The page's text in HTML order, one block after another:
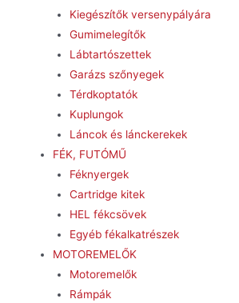
Kiegészítők versenypályára
Gumimelegítők
Lábtartószettek
Garázs szőnyegek
Térdkoptatók
Kuplungok
Láncok és lánckerekek
FÉK, FUTÓMŰ
Féknyergek
Cartridge kitek
HEL fékcsövek
Egyéb fékalkatrészek
MOTOREMELŐK
Motoremelők
Rámpák